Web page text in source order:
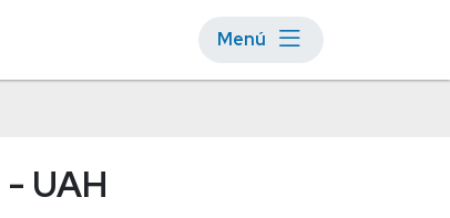
Menú
UAH